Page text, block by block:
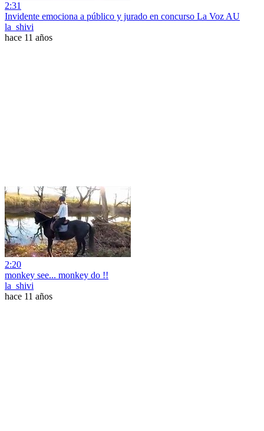
2:31
Invidente emociona a público y jurado en concurso La Voz AU
la_shivi
hace 11 años
2:20
monkey see... monkey do !!
la_shivi
hace 11 años